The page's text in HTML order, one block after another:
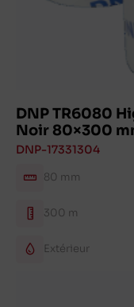
DNP TR6080
Noir 80×300
DNP-17331304
80 mm
300 m
Extérieur